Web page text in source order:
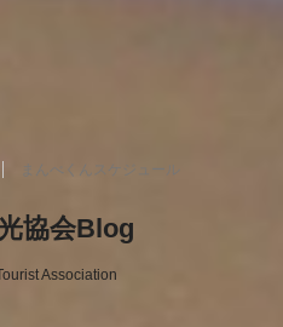
まんべくんスケジュール
協会Blog
Association